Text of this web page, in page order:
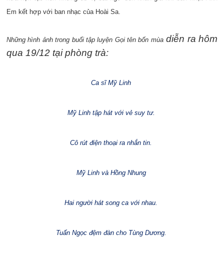
Em kết hợp với ban nhạc của Hoài Sa.
Những hình ảnh trong buổi tập luyện Gọi tên bốn mùadiễn ra hôm
qua 19/12 tại phòng trà:
Ca sĩ Mỹ Linh
Mỹ Linh tập hát với vẻ suy tư.
Cô rút điện thoại ra nhắn tin.
Mỹ Linh và Hồng Nhung
Hai người hát song ca với nhau.
Tuấn Ngọc đệm đàn cho Tùng Dương.